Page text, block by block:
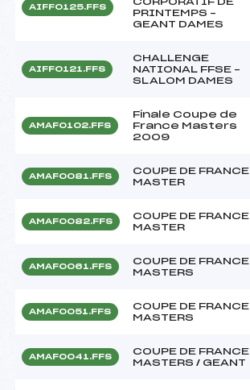
AIFF0125.FFS
PRINTEMPS –
GEANT DAMES
AIFF0121.FFS
CHALLENGE
NATIONAL FFSE –
SLALOM DAMES
AMAF0102.FFS
Finale Coupe de
France Masters
2009
AMAF0081.FFS
COUPE DE FRANCE
MASTER
AMAF0082.FFS
COUPE DE FRANCE
MASTER
AMAF0061.FFS
COUPE DE FRANCE
MASTERS
AMAF0051.FFS
COUPE DE FRANCE
MASTERS
AMAF0041.FFS
COUPE DE FRANCE
MASTERS / GEANT